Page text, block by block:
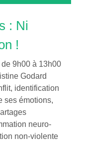
: Ni
!
9h00 à 13h00
Godard
identification
ses émotions,
neuro-
non-violente